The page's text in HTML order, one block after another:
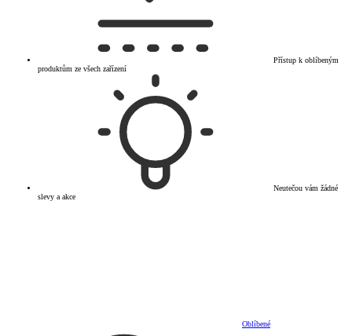
Přístup k oblíbeným
produktům ze všech zařízení
Neutečou vám žádné
slevy a akce
Oblíbené